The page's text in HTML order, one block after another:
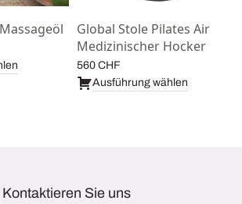
CHF bis
Global Stole Pilates Air
Medizinischer Hocker
560 CHF
Ausführung wählen
Kontaktieren Sie uns